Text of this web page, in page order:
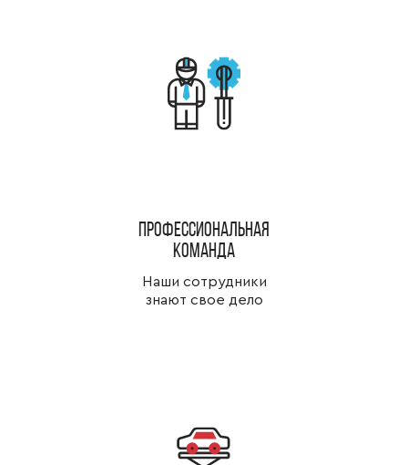
Профессиональная
команда
Наши сотрудники
знают свое дело